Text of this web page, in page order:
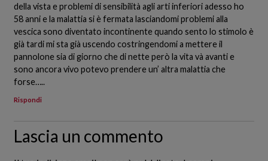
della vista e problemi di sensibilità agli arti inferiori adesso ho
58 anni e la malattia si è fermata lasciandomi problemi alla
vescica sono diventato incontinente quando sento lo stimolo è
già tardi mi sta già uscendo costringendomi a mettere il
pannolone sia di giorno che di nette però la vita và avanti e
sono ancora vivo potevo prendere un’ altra malattia che
forse…..
Rispondi
Lascia un commento